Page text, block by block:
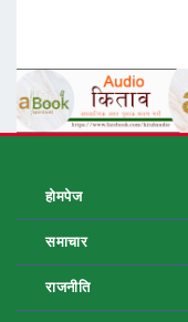
होमपेज
समाचार
राजनीति